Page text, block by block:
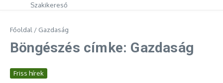
Szakikereső
Főoldal / Gazdaság
Böngészés címke: Gazdaság
Friss hírek